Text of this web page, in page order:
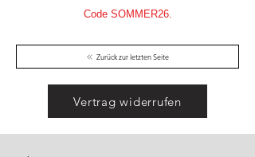
Zurück zur letzten Seite
Code SOMMER26.
Vertrag widerrufen